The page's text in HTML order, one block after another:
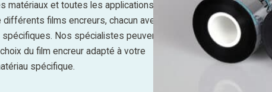
matériaux et toutes les applications
films encreurs, chacun avec
Nos spécialistes peuvent
du film encreur adapté à votre
spécifique.